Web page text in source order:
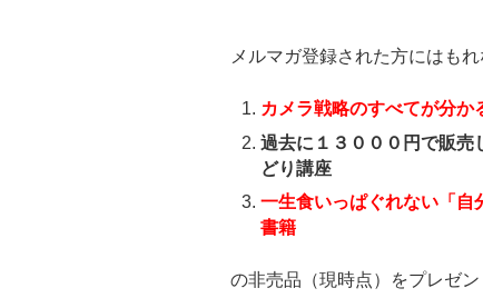
メルマガ登録された方にはもれ
カメラ戦略のすべてが分か
過去に１３０００円で販売
どり講座
一生食いっぱぐれない「自
書籍
の非売品（現時点）をプレゼン